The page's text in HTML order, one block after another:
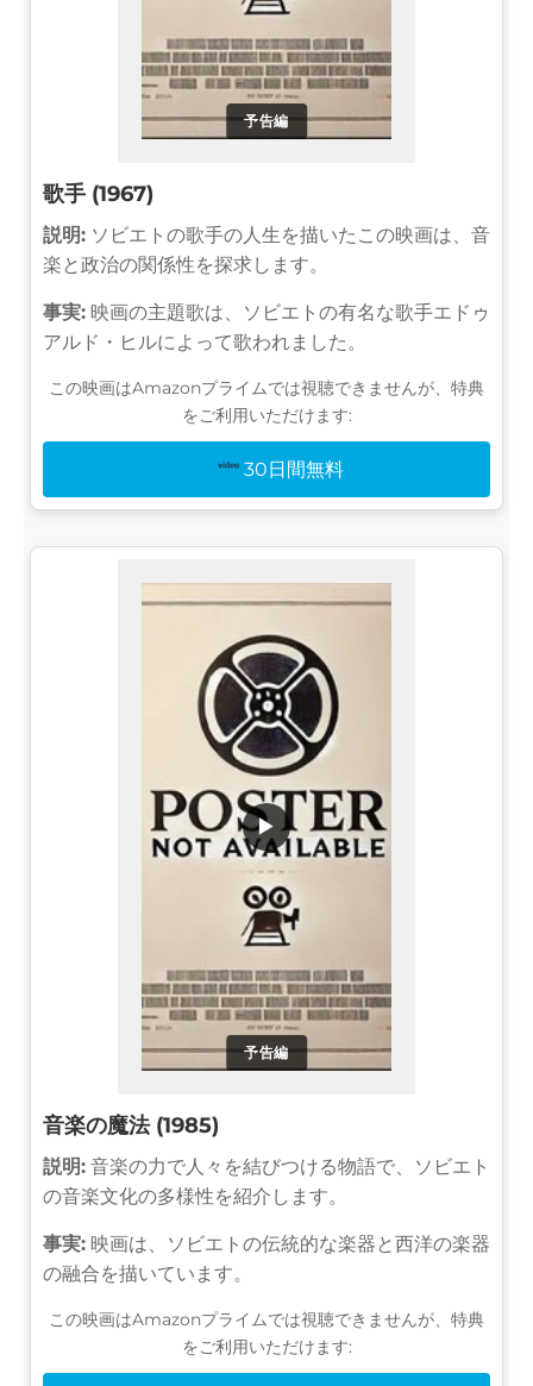
予告編
歌手 (1967)
説明: ソビエトの歌手の人生を描いたこの映画は、音
楽と政治の関係性を探求します。
事実: 映画の主題歌は、ソビエトの有名な歌手エドゥ
アルド・ヒルによって歌われました。
この映画はAmazonプライムでは視聴できませんが、特典
をご利用いただけます:
30日間無料
予告編
▶
音楽の魔法 (1985)
説明: 音楽の力で人々を結びつける物語で、ソビエト
の音楽文化の多様性を紹介します。
事実: 映画は、ソビエトの伝統的な楽器と西洋の楽器
の融合を描いています。
この映画はAmazonプライムでは視聴できませんが、特典
をご利用いただけます: